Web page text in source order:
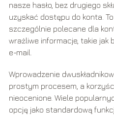
nasze hasło, bez drugiego
uzyskać dostępu do konta.
szczególnie polecane dla
wrażliwe informacje, takie jak
e-mail.
Wprowadzenie
prostym procesem, a
nieocenione. Wiele
opcję jako standardową